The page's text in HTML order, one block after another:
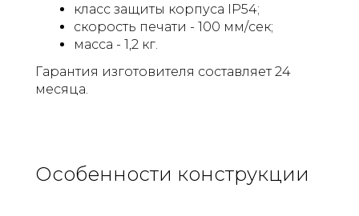
класс защиты корпуса IP54;
скорость печати - 100 мм/сек;
масса - 1,2 кг.
Гарантия изготовителя составляет 24
месяца.
Особенности конструкции